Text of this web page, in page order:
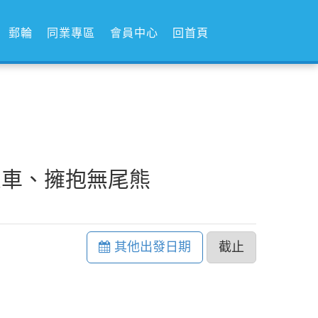
郵輪 同業專區 會員中心 回首頁
、擁抱無尾熊
其他出發日期 截止